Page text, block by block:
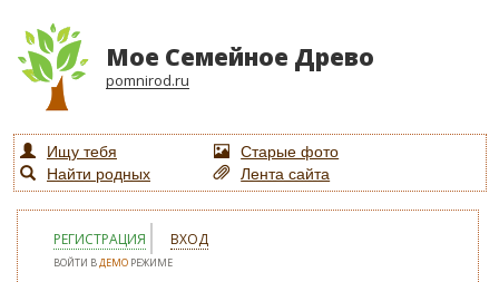
Мое Семейное Древо
pomnirod.ru
Ищу тебя
Старые фото
Найти родных
Лента сайта
РЕГИСТРАЦИЯ ВХОД
ВОЙТИ ВДЕМО РЕЖИМЕ